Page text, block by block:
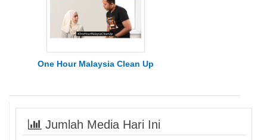
One Hour Malaysia Clean Up
Jumlah Media Hari Ini